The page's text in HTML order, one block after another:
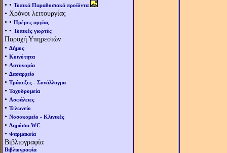
• • Τοπικά Παραδοσιακά προϊόντα
• Χρόνοι λειτουργίας
• • Ημέρες αργίας
• • Τοπικές γιορτές
Παροχή Υπηρεσιών
• Δήμος
• Κοινότητα
• Αστυνομία
• Δασαρχείο
• Τράπεζες - Συνάλλαγμα
• Ταχυδρομεία
• Ασφάλειες
• Τελωνείο
• Νοσοκομείο - Κλινικές
• Δημόσια WC
• Φαρμακεία
Βιβλιογραφία
Βιβλιογραφία